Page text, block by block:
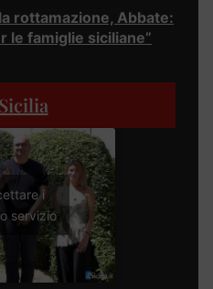
rottamazione, Abbate:
le famiglie siciliane”
i
servizio